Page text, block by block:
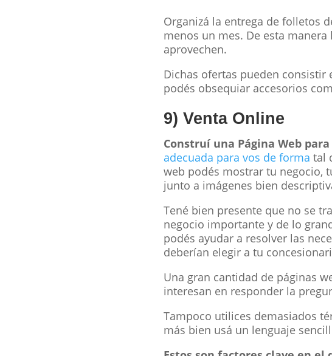
Organizá la entrega de folletos
menos un mes. De esta
aprovechen.
Dichas ofertas pueden consistir
podés obsequiar accesorios
9) Venta Online
Construí una Página Web
adecuada para vos de forma tal
web podés mostrar tu negocio,
junto a imágenes bien
Tené bien presente que no se
negocio importante y de lo
podés ayudar a resolver las
deberían elegir a tu
Una gran cantidad de páginas
interesan en responder la
Tampoco utilices demasiados
más bien usá un lenguaje